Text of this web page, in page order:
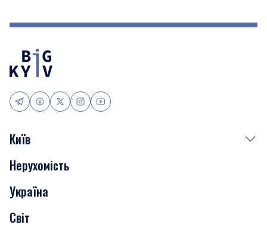
Київ
Події
Скандали
Нерухомість
Нерухомість
Україна
Світ